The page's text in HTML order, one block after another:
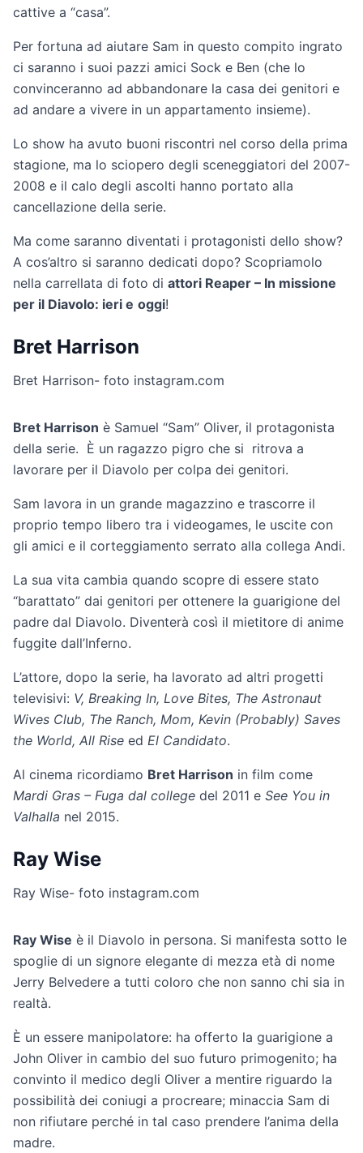
cattive a “casa”.
Per fortuna ad aiutare Sam in questo compito ingrato
ci saranno i suoi pazzi amici Sock e Ben (che lo
convinceranno ad abbandonare la casa dei genitori e
ad andare a vivere in un appartamento insieme).
Lo show ha avuto buoni riscontri nel corso della prima
stagione, ma lo sciopero degli sceneggiatori del 2007-
2008 e il calo degli ascolti hanno portato alla
cancellazione della serie.
Ma come saranno diventati i protagonisti dello show?
A cos’altro si saranno dedicati dopo? Scopriamolo
nella carrellata di foto di attori Reaper – In missione
per il Diavolo: ieri e oggi!
Bret Harrison
Bret Harrison- foto instagram.com
Bret Harrison è Samuel “Sam” Oliver, il protagonista
della serie. È un ragazzo pigro che si ritrova a
lavorare per il Diavolo per colpa dei genitori.
Sam lavora in un grande magazzino e trascorre il
proprio tempo libero tra i videogames, le uscite con
gli amici e il corteggiamento serrato alla collega Andi.
La sua vita cambia quando scopre di essere stato
“barattato” dai genitori per ottenere la guarigione del
padre dal Diavolo. Diventerà così il mietitore di anime
fuggite dall’Inferno.
L’attore, dopo la serie, ha lavorato ad altri progetti
televisivi: V, Breaking In, Love Bites, The Astronaut
Wives Club, The Ranch, Mom, Kevin (Probably) Saves
the World, All Rise ed El Candidato.
Al cinema ricordiamo Bret Harrison in film come
Mardi Gras – Fuga dal college del 2011 e See You in
Valhalla nel 2015.
Ray Wise
Ray Wise- foto instagram.com
Ray Wise è il Diavolo in persona. Si manifesta sotto le
spoglie di un signore elegante di mezza età di nome
Jerry Belvedere a tutti coloro che non sanno chi sia in
realtà.
È un essere manipolatore: ha offerto la guarigione a
John Oliver in cambio del suo futuro primogenito; ha
convinto il medico degli Oliver a mentire riguardo la
possibilità dei coniugi a procreare; minaccia Sam di
non rifiutare perché in tal caso prendere l’anima della
madre.